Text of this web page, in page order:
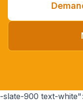
-slate-900 text-